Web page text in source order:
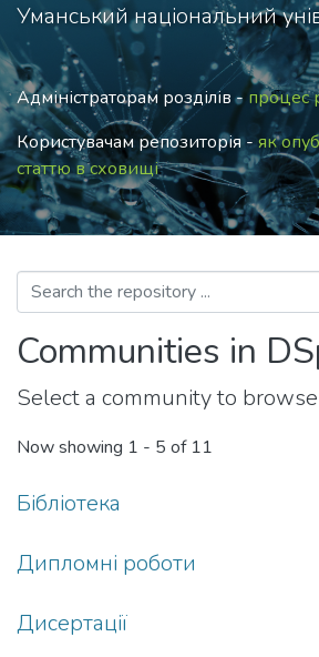
Уманський національний
Адміністраторам розділів -процес
Користувачам репозиторія -як
статтю в сховищі
Communities in
Select a community to
Now showing 1 - 5 of 11
Бібліотека
Дипломні роботи
Дисертації